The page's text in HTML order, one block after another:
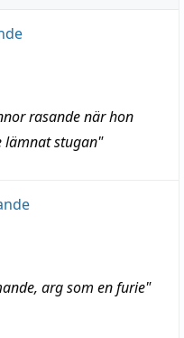
rasande när hon
lämnat stugan"
arg som en furie"